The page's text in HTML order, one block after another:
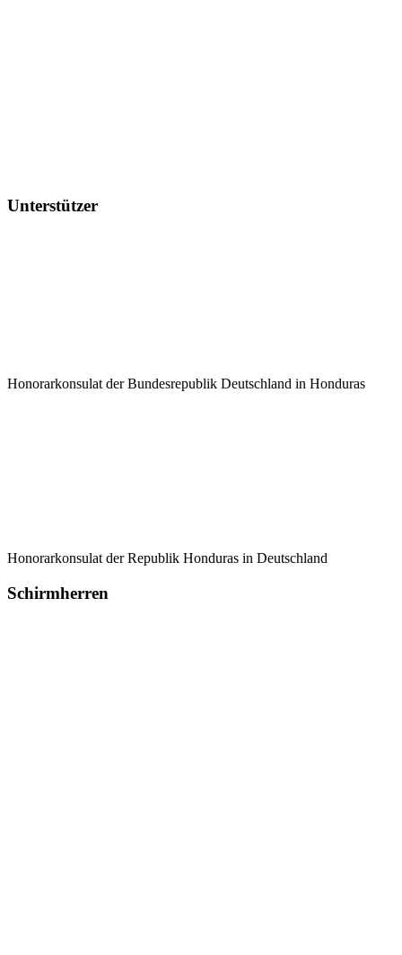
Unterstützer
Honorarkonsulat der Bundesrepublik Deutschland in Honduras
Honorarkonsulat der Republik Honduras in Deutschland
Schirmherren